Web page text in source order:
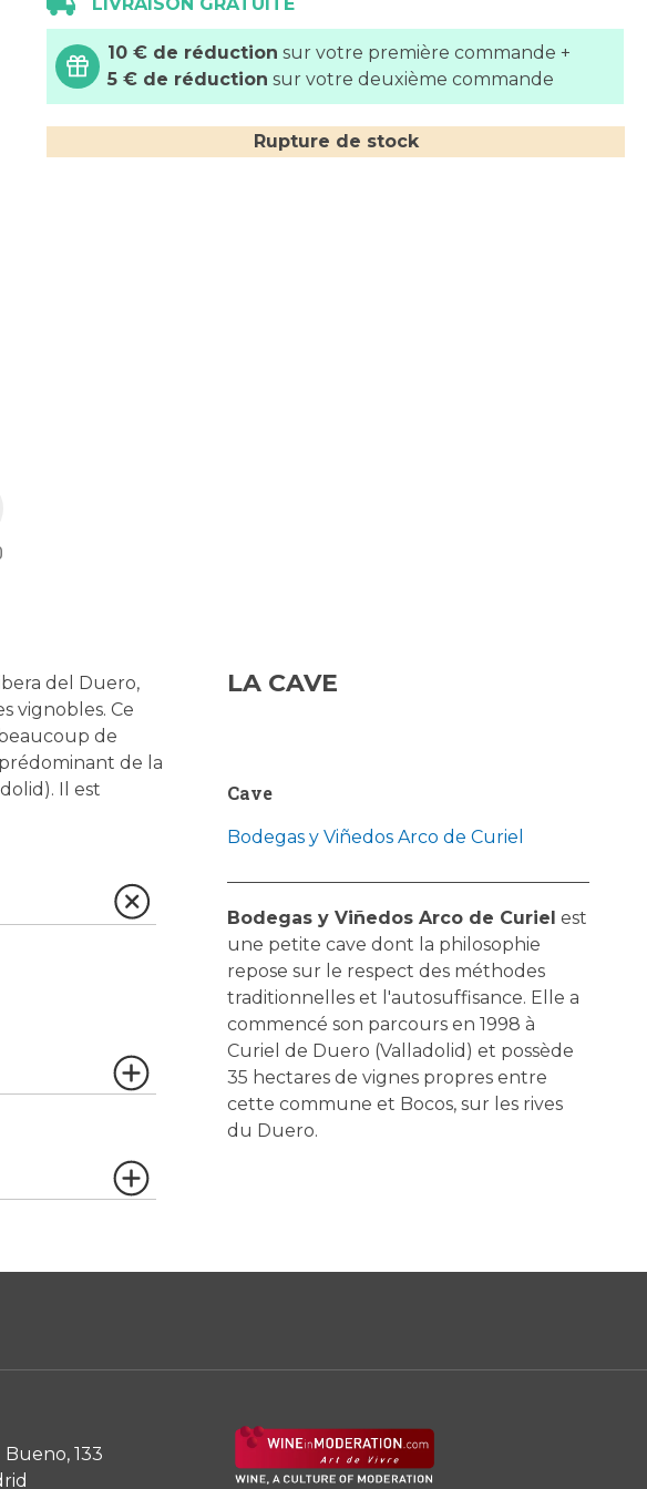
10 € de réduction sur votre première commande +
5 € de réduction sur votre deuxième commande
Rupture de stock
del Duero,
vignobles. Ce
de
de la
Il est
LA CAVE
Cave
Bodegas y Viñedos Arco de Curiel
Bodegas y Viñedos Arco de Curiel est
une petite cave dont la philosophie
repose sur le respect des méthodes
traditionnelles et l'autosuffisance. Elle a
commencé son parcours en 1998 à
Curiel de Duero (Valladolid) et possède
35 hectares de vignes propres entre
cette commune et Bocos, sur les rives
du Duero.
133